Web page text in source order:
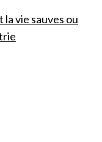
la vie sauves ou